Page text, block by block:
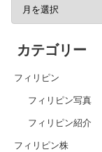
カテゴリー
フィリピン
フィリピン写真
フィリピン紹介
フィリピン株